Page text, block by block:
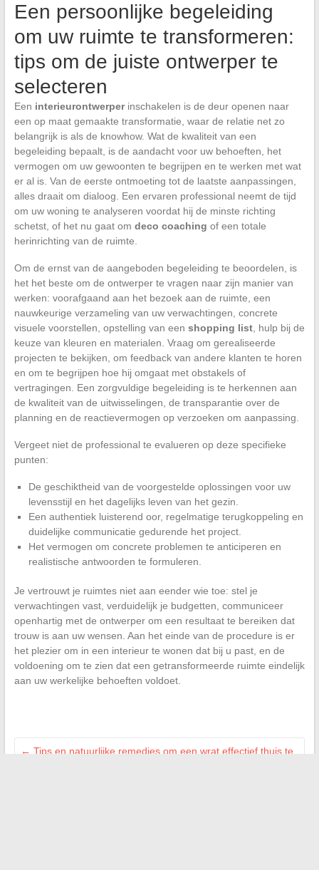
Een persoonlijke begeleiding
om uw ruimte te transformeren:
tips om de juiste ontwerper te
selecteren
Een interieurontwerperinschakelen is de deur openen naar
een op maat gemaakte transformatie, waar de relatie net zo
belangrijk is als de knowhow. Wat de kwaliteit van een
begeleiding bepaalt, is de aandacht voor uw behoeften, het
vermogen om uw gewoonten te begrijpen en te werken met wat
er al is. Van de eerste ontmoeting tot de laatste aanpassingen,
alles draait om dialoog. Een ervaren professional neemt de tijd
om uw woning te analyseren voordat hij de minste richting
schetst, of het nu gaat om deco coaching of een totale
herinrichting van de ruimte.
Om de ernst van de aangeboden begeleiding te beoordelen, is
het het beste om de ontwerper te vragen naar zijn manier van
werken: voorafgaand aan het bezoek aan de ruimte, een
nauwkeurige verzameling van uw verwachtingen, concrete
visuele voorstellen, opstelling van een shopping list, hulp bij de
keuze van kleuren en materialen. Vraag om gerealiseerde
projecten te bekijken, om feedback van andere klanten te horen
en om te begrijpen hoe hij omgaat met obstakels of
vertragingen. Een zorgvuldige begeleiding is te herkennen aan
de kwaliteit van de uitwisselingen, de transparantie over de
planning en de reactievermogen op verzoeken om aanpassing.
Vergeet niet de professional te evalueren op deze specifieke
punten:
De geschiktheid van de voorgestelde oplossingen voor uw
levensstijl en het dagelijks leven van het gezin.
Een authentiek luisterend oor, regelmatige terugkoppeling en
duidelijke communicatie gedurende het project.
Het vermogen om concrete problemen te anticiperen en
realistische antwoorden te formuleren.
Je vertrouwt je ruimtes niet aan eender wie toe: stel je
verwachtingen vast, verduidelijk je budgetten, communiceer
openhartig met de ontwerper om een resultaat te bereiken dat
trouw is aan uw wensen. Aan het einde van de procedure is er
het plezier om in een interieur te wonen dat bij u past, en de
voldoening om te zien dat een getransformeerde ruimte eindelijk
aan uw werkelijke behoeften voldoet.
← Tips en natuurlijke remedies om een wrat effectief thuis te